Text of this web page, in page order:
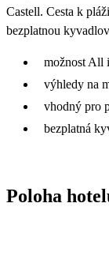
Castell. Cesta k
bezplatnou
možnost All
výhledy na
vhodný pro
bezplatná
Poloha